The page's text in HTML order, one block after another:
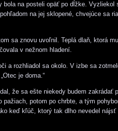
bola na posteli opäť po dĺžke. Vyzliekol
na jej sklopené, chvejúce sa
sa znovu uvoľnil. Teplá dlaň, ktorá mu
v nežnom hladení.
a rozhliadol sa okolo. V izbe sa
je doma.“
že sa ešte niekedy budem zakrádať
pažiach, potom po chrbte, a tým
keď kľúč, ktorý tak dlho nevedel nájsť